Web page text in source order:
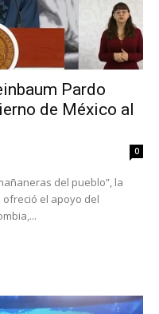
Pardo
de México al
0
del pueblo”, la
el apoyo del